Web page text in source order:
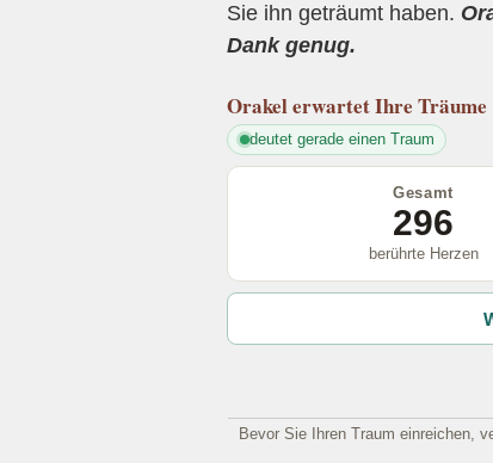
Sie ihn geträumt haben.
Dank genug.
Orakelerwartet Ihre Träume
deutet gerade einen Traum
Gesamt
296
berührte Herzen
Bevor Sie Ihren Traum einreichen,